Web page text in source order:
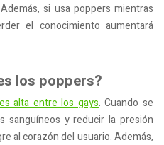
si usa poppers mientras
el conocimiento aumentará
los poppers?
alta entre los gays. Cuando se
sanguíneos y reducir la presión
al corazón del usuario. Además,